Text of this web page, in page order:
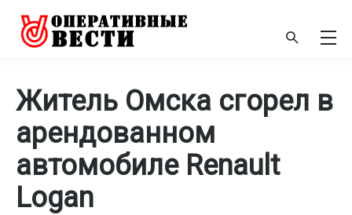
Житель Омска сгорел в
арендованном
автомобиле Renault
Logan